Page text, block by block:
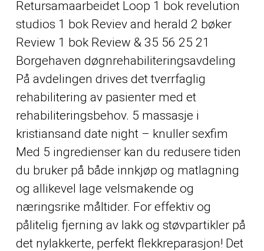
Retursamaarbeidet Loop 1 bok revelution
studios 1 bok Reviev and herald 2 bøker
Review 1 bok Review & 35 56 25 21
Borgehaven døgnrehabiliteringsavdeling
På avdelingen drives det tverrfaglig
rehabilitering av pasienter med et
rehabiliteringsbehov. 5 massasje i
kristiansand date night – knuller sexfim
Med 5 ingredienser kan du redusere tiden
du bruker på både innkjøp og matlagning
og allikevel lage velsmakende og
næringsrike måltider. For effektiv og
pålitelig fjerning av lakk og støvpartikler på
det nylakkerte, perfekt flekkreparasjon! Det